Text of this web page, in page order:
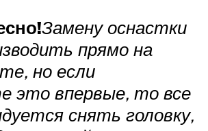
Замену оснастки
прямо на
но если
это впервые, то все
снять головку,